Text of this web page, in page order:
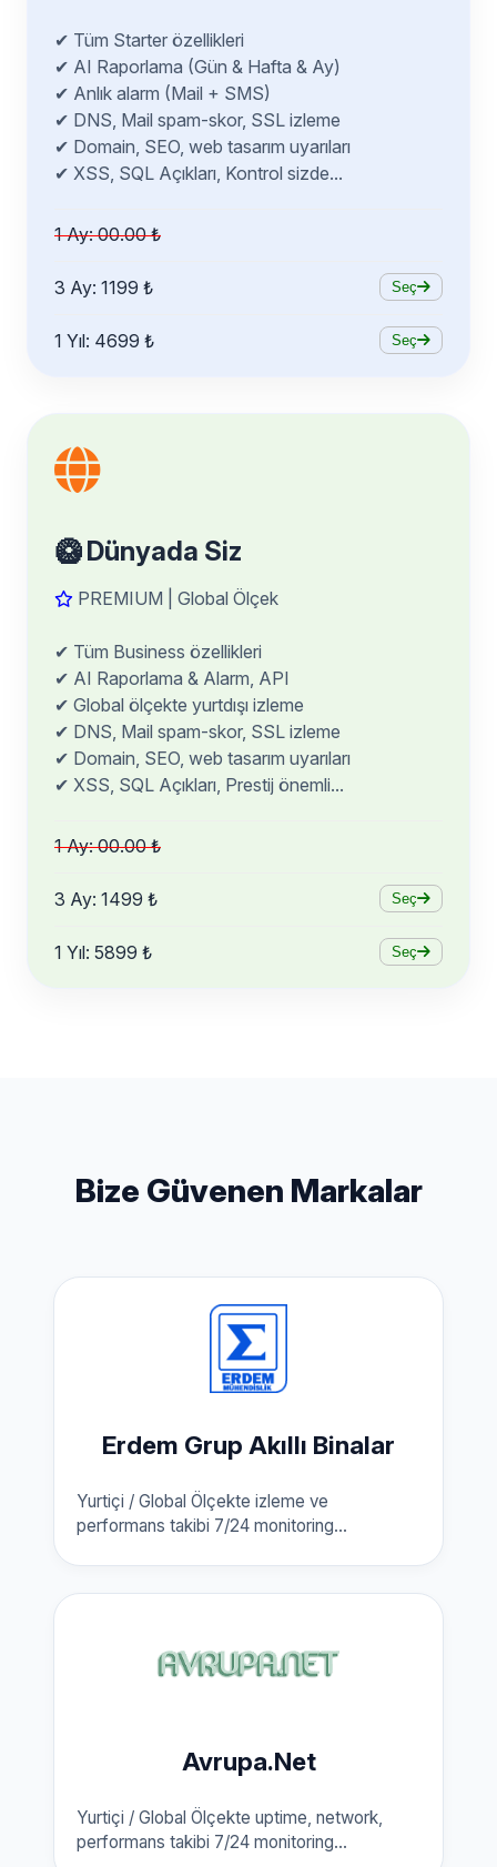
✔ Tüm Starter özellikleri
✔ AI Raporlama (Gün & Hafta & Ay)
✔ Anlık alarm (Mail + SMS)
✔ DNS, Mail spam-skor, SSL izleme
✔ Domain, SEO, web tasarım uyarıları
✔ XSS, SQL Açıkları, Kontrol sizde...
1 Ay: 00.00 ₺
3 Ay: 1199 ₺ Seç
1 Yıl: 4699 ₺ Seç
🥝 Dünyada Siz
PREMIUM | Global Ölçek
✔ Tüm Business özellikleri
✔ AI Raporlama & Alarm, API
✔ Global ölçekte yurtdışı izleme
✔ DNS, Mail spam-skor, SSL izleme
✔ Domain, SEO, web tasarım uyarıları
✔ XSS, SQL Açıkları, Prestij önemli...
1 Ay: 00.00 ₺
3 Ay: 1499 ₺ Seç
1 Yıl: 5899 ₺ Seç
Bize Güvenen Markalar
Erdem Grup Akıllı Binalar
Yurtiçi / Global Ölçekte izleme ve
performans takibi 7/24 monitoring...
Avrupa.Net
Yurtiçi / Global Ölçekte uptime, network,
performans takibi 7/24 monitoring...